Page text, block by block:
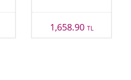
1,658.90 TL